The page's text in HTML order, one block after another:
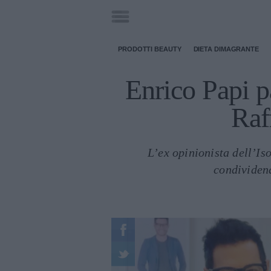
PRODOTTI BEAUTY DIETA DIMAGRANTE
Enrico Papi
L’ex opinionista